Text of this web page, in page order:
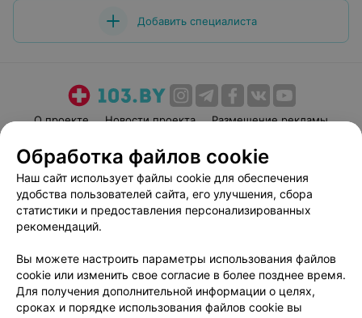
Добавить специалиста
О проекте Новости проекта
Размещение рекламы
Пользовательское соглашение
Способы оплаты
Вакансии
Партнеры
Написать руководителю 103.by
Персональные настройки cookie
Обработка персональных данных
Обработка файлов cookie
Наш сайт использует файлы cookie для обеспечения
удобства пользователей сайта, его улучшения, сбора
статистики и предоставления персонализированных
рекомендаций.
Вы можете настроить параметры использования файлов
cookie или изменить свое согласие в более позднее время.
Для получения дополнительной информации о целях,
сроках и порядке использования файлов cookie вы